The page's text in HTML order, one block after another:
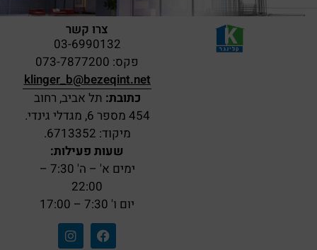
צרו קשר
03-6990132
פקס: 073-7877200
klinger_b@bezeqint.net
כתובת: תל אביב, רחוב
454 מספר 6, מגדלי גינדי.
מיקוד: 6713352.
שעות פעילות:
ימים א' – ה' 7:30 –
22:00
יום ו' 7:30 – 17:00